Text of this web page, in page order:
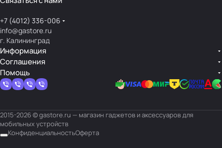
+7 (4012) 336-006
info@gastore.ru
г. Калининград
Информация
Соглашения
Помощь
2015-2026 © gastore.ru — магазин гаджетов и аксессуаров для
мобильных устройств
КонфиденциальностьОферта